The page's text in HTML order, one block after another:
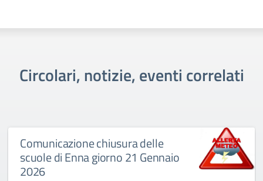
Circolari, notizie, eventi correlati
Comunicazione chiusura delle
scuole di Enna giorno 21 Gennaio
2026